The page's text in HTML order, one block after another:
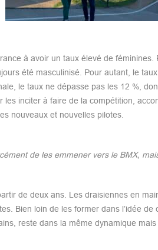
à avoir un taux élevé de
été masculinisé. Pour autant, le
le taux ne dépasse pas les 12 %,
inciter à faire de la compétition,
nouveaux et nouvelles pilotes.
de les emmener vers le BMX,
de deux ans. Les draisiennes en
Bien loin de les former dans l’idée
reste dans la même dynamique mais